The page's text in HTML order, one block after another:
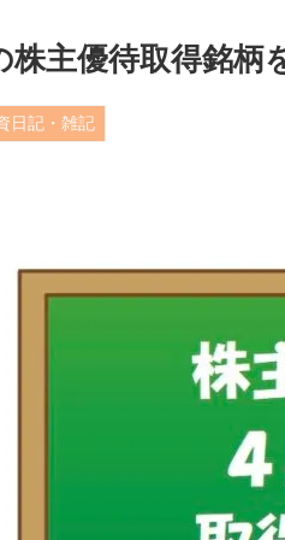
株主優待取得銘柄
日記・雑記